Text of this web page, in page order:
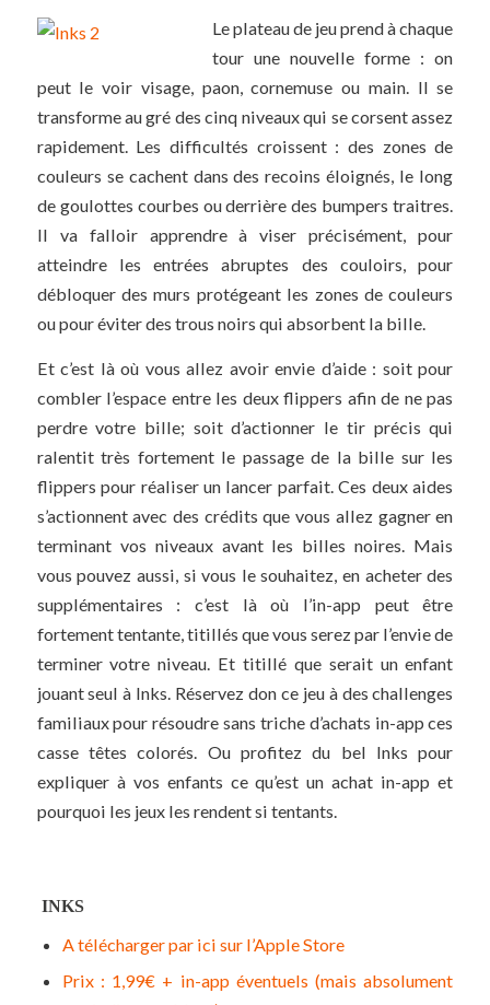
Le plateau de jeu prend à chaque
tour une nouvelle forme : on
peut le voir visage, paon, cornemuse ou main. Il se
transforme au gré des cinq niveaux qui se corsent assez
rapidement. Les difficultés croissent : des zones de
couleurs se cachent dans des recoins éloignés, le long
de goulottes courbes ou derrière des bumpers traitres.
Il va falloir apprendre à viser précisément, pour
atteindre les entrées abruptes des couloirs, pour
débloquer des murs protégeant les zones de couleurs
ou pour éviter des trous noirs qui absorbent la bille.
Et c’est là où vous allez avoir envie d’aide : soit pour
combler l’espace entre les deux flippers afin de ne pas
perdre votre bille; soit d’actionner le tir précis qui
ralentit très fortement le passage de la bille sur les
flippers pour réaliser un lancer parfait. Ces deux aides
s’actionnent avec des crédits que vous allez gagner en
terminant vos niveaux avant les billes noires. Mais
vous pouvez aussi, si vous le souhaitez, en acheter des
supplémentaires : c’est là où l’in-app peut être
fortement tentante, titillés que vous serez par l’envie de
terminer votre niveau. Et titillé que serait un enfant
jouant seul à Inks. Réservez don ce jeu à des challenges
familiaux pour résoudre sans triche d’achats in-app ces
casse têtes colorés. Ou profitez du bel Inks pour
expliquer à vos enfants ce qu’est un achat in-app et
pourquoi les jeux les rendent si tentants.
INKS
A télécharger par ici sur l’Apple Store
Prix : 1,99€ + in-app éventuels (mais absolument